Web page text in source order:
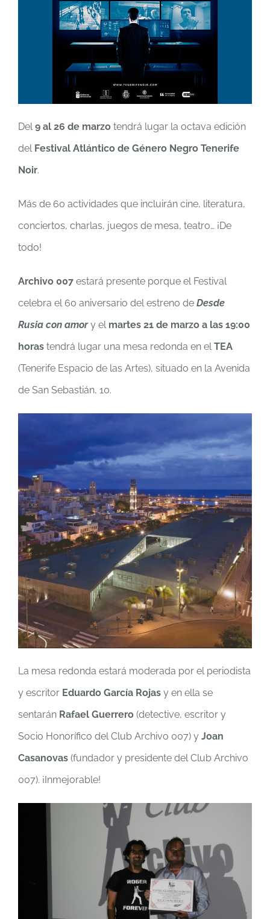
Del9 al 26 de marzo tendrá lugar la octava edición
del Festival Atlántico de Género Negro Tenerife
Noir.
Más de 60 actividades que incluirán cine, literatura,
conciertos, charlas, juegos de mesa, teatro… ¡De
todo!
Archivo 007 estará presente porque el Festival
celebra el 60 aniversario del estreno de Desde
Rusia con amory el martes 21 de marzo a las 19:00
horas tendrá lugar una mesa redonda en elTEA
(Tenerife Espacio de las Artes), situado en la Avenida
de San Sebastián, 10.
La mesa redonda estará moderada por el periodista
y escritor Eduardo García Rojas y en ella se
sentarán Rafael Guerrero (detective, escritor y
Socio Honorífico del Club Archivo 007) y Joan
Casanovas (fundador y presidente del Club Archivo
007). ¡Inmejorable!